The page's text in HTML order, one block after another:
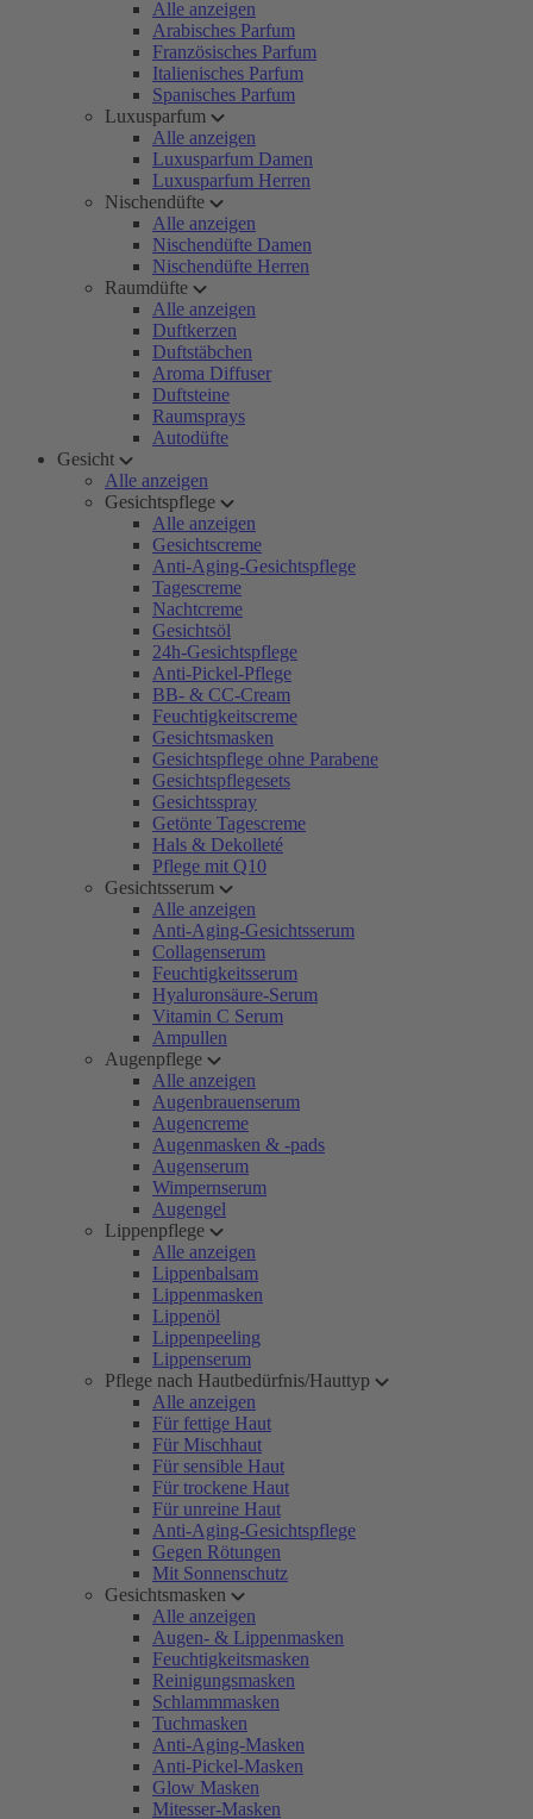
Alle anzeigen
Arabisches Parfum
Französisches Parfum
Italienisches Parfum
Spanisches Parfum
Luxusparfum
Alle anzeigen
Luxusparfum Damen
Luxusparfum Herren
Nischendüfte
Alle anzeigen
Nischendüfte Damen
Nischendüfte Herren
Raumdüfte
Alle anzeigen
Duftkerzen
Duftstäbchen
Aroma Diffuser
Duftsteine
Raumsprays
Autodüfte
Gesicht
Alle anzeigen
Gesichtspflege
Alle anzeigen
Gesichtscreme
Anti-Aging-Gesichtspflege
Tagescreme
Nachtcreme
Gesichtsöl
24h-Gesichtspflege
Anti-Pickel-Pflege
BB- & CC-Cream
Feuchtigkeitscreme
Gesichtsmasken
Gesichtspflege ohne Parabene
Gesichtspflegesets
Gesichtsspray
Getönte Tagescreme
Hals & Dekolleté
Pflege mit Q10
Gesichtsserum
Alle anzeigen
Anti-Aging-Gesichtsserum
Collagenserum
Feuchtigkeitsserum
Hyaluronsäure-Serum
Vitamin C Serum
Ampullen
Augenpflege
Alle anzeigen
Augenbrauenserum
Augencreme
Augenmasken & -pads
Augenserum
Wimpernserum
Augengel
Lippenpflege
Alle anzeigen
Lippenbalsam
Lippenmasken
Lippenöl
Lippenpeeling
Lippenserum
Pflege nach Hautbedürfnis/Hauttyp
Alle anzeigen
Für fettige Haut
Für Mischhaut
Für sensible Haut
Für trockene Haut
Für unreine Haut
Anti-Aging-Gesichtspflege
Gegen Rötungen
Mit Sonnenschutz
Gesichtsmasken
Alle anzeigen
Augen- & Lippenmasken
Feuchtigkeitsmasken
Reinigungsmasken
Schlammmasken
Tuchmasken
Anti-Aging-Masken
Anti-Pickel-Masken
Glow Masken
Mitesser-Masken